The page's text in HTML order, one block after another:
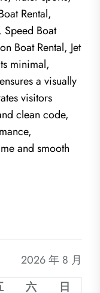
Rental,
Speed Boat
Boat Rental, Jet
minimal,
a visually
visitors
clean code,
and smooth
2026 年 8 月
六
日